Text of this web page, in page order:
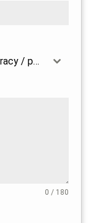
Wartościowanie stanowisk pracy / przygotowanie firmy do wdrożenia dyrektywy 2023/970
0 / 180